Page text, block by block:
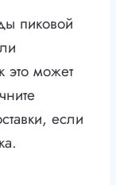
пиковой
это может
если